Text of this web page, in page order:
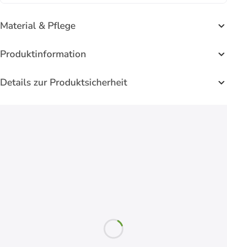
Material & Pflege
Produktinformation
Details zur Produktsicherheit